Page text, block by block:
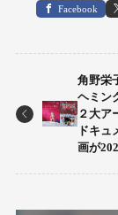
Facebook
角野栄
ヘミン
２大ア
ドキュ
画が